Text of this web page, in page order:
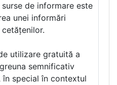
de informare este
unei informări
utilizare gratuită a
semnificativ
special în contextul